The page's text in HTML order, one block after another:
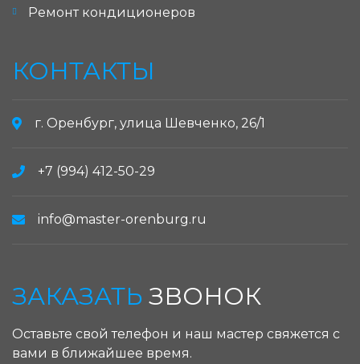
Ремонт кондиционеров
КОНТАКТЫ
г. Оренбург, улица Шевченко, 26/1
+7 (994) 412-50-29
info@master-orenburg.ru
ЗАКАЗАТЬ ЗВОНОК
Оставьте свой телефон и наш мастер свяжется с
вами в ближайшее время.